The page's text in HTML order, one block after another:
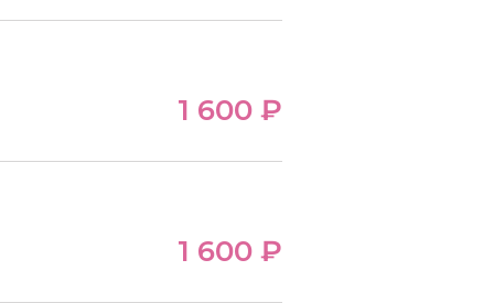
1 600 ₽
1 600 ₽